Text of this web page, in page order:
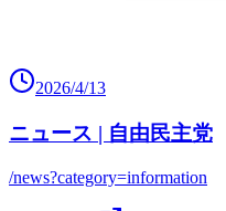
2026/4/13
ニュース | 自由民主党
/news?category=information